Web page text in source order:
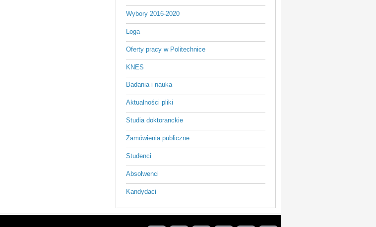
Wybory 2016-2020
Loga
Oferty pracy w Politechnice
KNES
Badania i nauka
Aktualności pliki
Studia doktoranckie
Zamówienia publiczne
Studenci
Absolwenci
Kandydaci